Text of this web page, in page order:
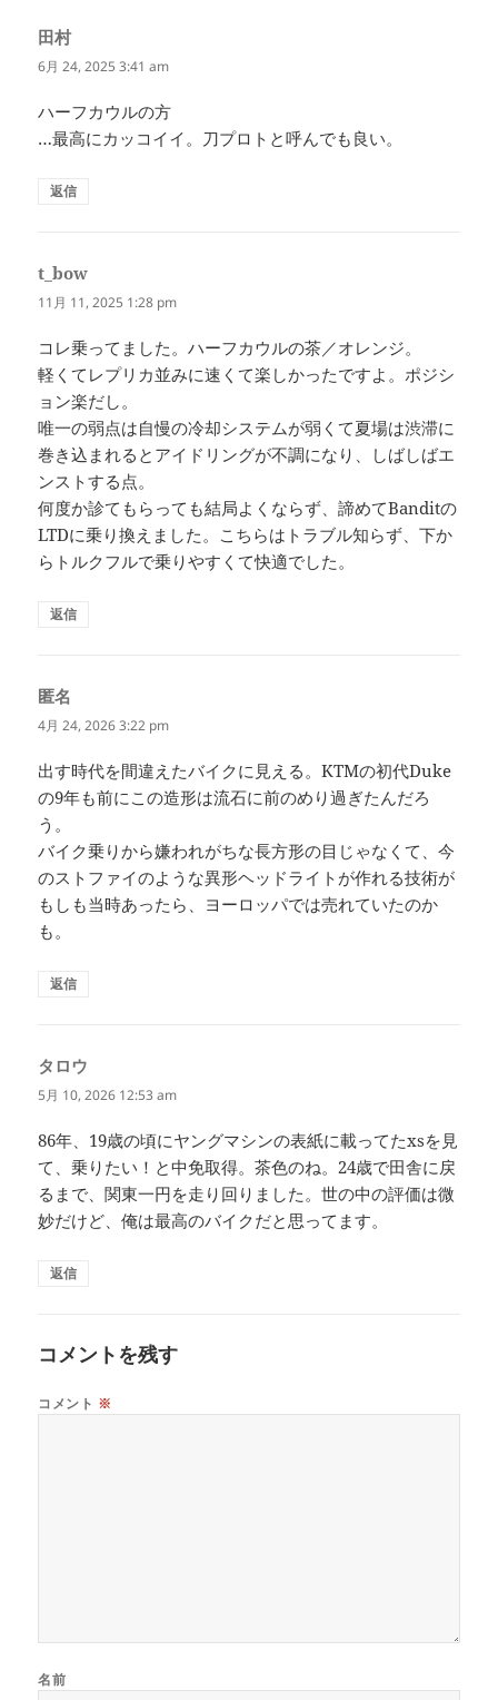
田村よ
り:
6月 24, 2025 3:41 am
ハーフカウルの方
…最高にカッコイイ。刀プロトと呼んでも良い。
返信
t_bow
り:
11月 11, 2025 1:28 pm
コレ乗ってました。ハーフカウルの茶／オレンジ。
軽くてレプリカ並みに速くて楽しかったですよ。ポジシ
ョン楽だし。
唯一の弱点は自慢の冷却システムが弱くて夏場は渋滞に
巻き込まれるとアイドリングが不調になり、しばしばエ
ンストする点。
何度か診てもらっても結局よくならず、諦めてBanditの
LTDに乗り換えました。こちらはトラブル知らず、下か
らトルクフルで乗りやすくて快適でした。
返信
匿名
り:
4月 24, 2026 3:22 pm
出す時代を間違えたバイクに見える。KTMの初代Duke
の9年も前にこの造形は流石に前のめり過ぎたんだろ
う。
バイク乗りから嫌われがちな長方形の目じゃなくて、今
のストファイのような異形ヘッドライトが作れる技術が
もしも当時あったら、ヨーロッパでは売れていたのか
も。
返信
タロウ
り:
5月 10, 2026 12:53 am
86年、19歳の頃にヤングマシンの表紙に載ってたxsを見
て、乗りたい！と中免取得。茶色のね。24歳で田舎に戻
るまで、関東一円を走り回りました。世の中の評価は微
妙だけど、俺は最高のバイクだと思ってます。
返信
コメントを残す
コメント ※
名前